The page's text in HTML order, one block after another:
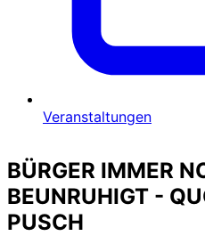
Veranstaltungen
BÜRGER IMMER
BEUNRUHIGT -
PUSCH